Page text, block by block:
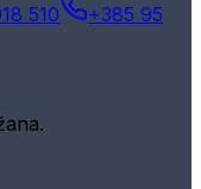
510
+385 95